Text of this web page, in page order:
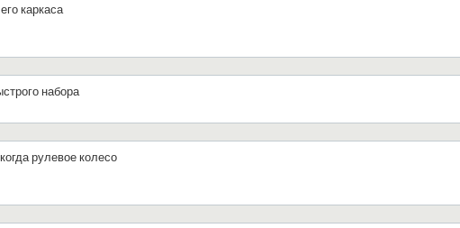
каркаса
набора
рулевое колесо